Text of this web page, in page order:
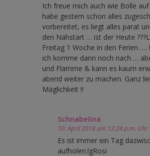
Ich freue mich auch wie Bolle
habe gestern schon alles
vorbereitet, es liegt alles parat
den Nähstart … ist der Heute
Freitag 1 Woche in den Ferien ….
ich komme dann noch nach …
und Flamme & kann es kaum
abend weiter zu machen. Ganz
Mäglichkeit !!
Schnabelina
10. April 2018 um 12:24 p.m. Uhr
Es ist immer ein Tag
aufholen.lgRosi